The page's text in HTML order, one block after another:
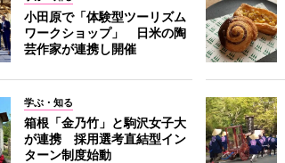
小田原で「体験型ツーリズム
ワークショップ」 日米の陶
芸作家が連携し開催
学ぶ・知る
箱根「金乃竹」と駒沢女子大
が連携 採用選考直結型イン
ターン制度始動